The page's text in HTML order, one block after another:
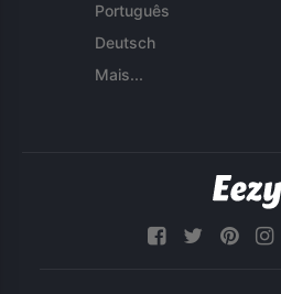
Português
Deutsch
Mais...